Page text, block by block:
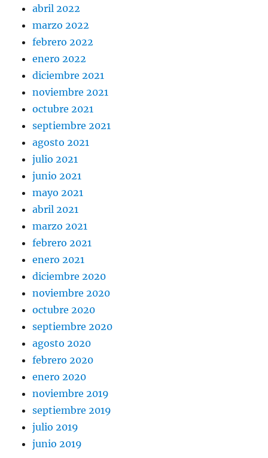
abril 2022
marzo 2022
febrero 2022
enero 2022
diciembre 2021
noviembre 2021
octubre 2021
septiembre 2021
agosto 2021
julio 2021
junio 2021
mayo 2021
abril 2021
marzo 2021
febrero 2021
enero 2021
diciembre 2020
noviembre 2020
octubre 2020
septiembre 2020
agosto 2020
febrero 2020
enero 2020
noviembre 2019
septiembre 2019
julio 2019
junio 2019